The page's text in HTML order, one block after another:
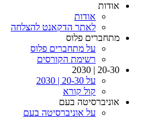
אודות
אודות
לאתר הדקאנט להצלחה
מתחברים פלוס
על מתחברים פלוס
רשימת הקורסים
20-30 | 2030
על 20-30 | 2030
קול קורא
אוניברסיטה בעם
על אוניברסיטה בעם